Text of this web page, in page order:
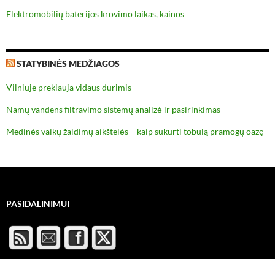
Elektromobilių baterijos krovimo laikas, kainos
STATYBINĖS MEDŽIAGOS
Vilniuje prekiauja vidaus durimis
Namų vandens filtravimo sistemų analizė ir pasirinkimas
Medinės vaikų žaidimų aikštelės – kaip sukurti tobulą pramogų oazę
PASIDALINIMUI